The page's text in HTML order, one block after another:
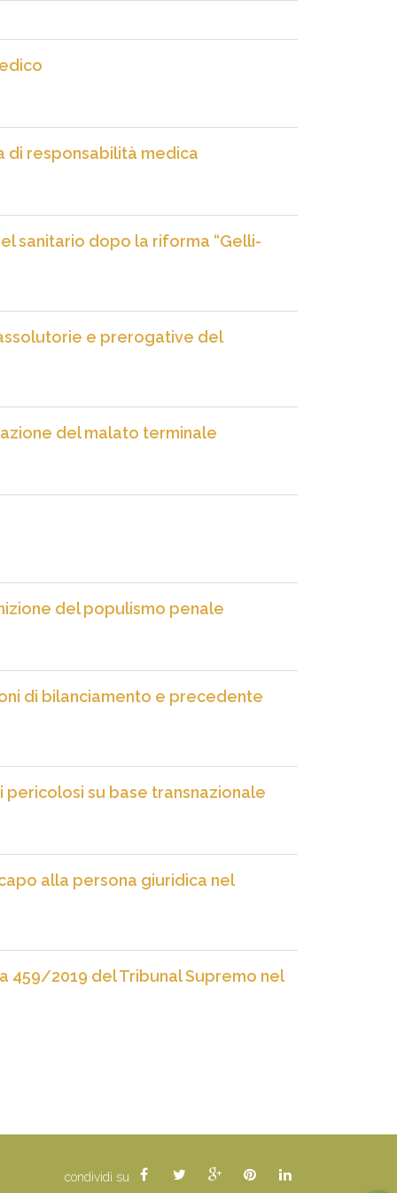
di responsabilità medica
sanitario dopo la riforma “Gelli-
e prerogative del
del malato terminale
del populismo penale
di bilanciamento e precedente
su base transnazionale
alla persona giuridica nel
459/2019 del Tribunal Supremo nel
condividi su